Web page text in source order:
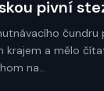
pivní
čundru
krajem a mělo
na…